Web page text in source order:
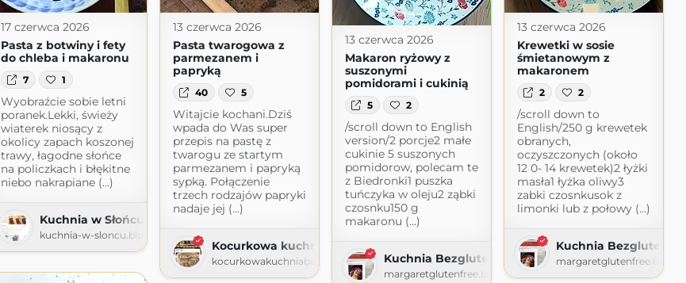
17 czerwca 2026
Pasta z botwiny i fety
do chleba i makaronu
7 1
Wyobraźcie sobie letni
poranek.Lekki, świeży
wiaterek niosący z
okolicy zapach koszonej
trawy, łagodne słońce
na policzkach i błękitne
niebo nakrapiane (...)
Kuchnia w Słońcu Skąpana
kuchnia-w-sloncu.blogspot.com
13 czerwca 2026
Pasta twarogowa z
parmezanem i
papryką
40 5
Witajcie kochani.Dziś
wpada do Was super
przepis na pastę z
twarogu ze startym
parmezanem i papryką
sypką. Połączenie
trzech rodzajów papryki
nadaje jej (...)
Kocurkowa kuchnia babuni
kocurkowakuchniababuni.blogspot.com
13 czerwca 2026
Krewetki w sosie
śmietanowym z
makaronem
2 2
/scroll down to
English/250 g krewetek
obranych,
oczyszczonych (około
12 0- 14 krewetek)2 łyżki
masła1 łyżka oliwy3
zabki czosnkusok z
limonki lub z połowy (...)
Kuchnia
13 czerwca 2026
Makaron ryżowy z
suszonymi
pomidorami i cukinią
5 2
/scroll down to English
version/2 porcje2 małe
cukinie 5 suszonych
pomidorow, polecam te
z Biedronki1 puszka
tuńczyka w oleju2 ząbki
czosnku150 g
makaronu (...)
Kuchnia Bezglutenowa Margaret
margaretglutenfree.blogspot.com